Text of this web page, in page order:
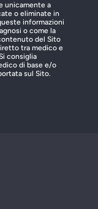
unicamente a
o eliminate in
informazioni
o come la
del Sito
tra medico e
consiglia
di base e/o
sul Sito.